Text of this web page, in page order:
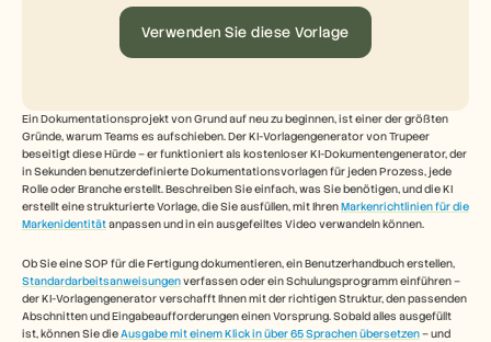
Verwenden Sie diese Vorlage
Ein Dokumentationsprojekt von Grund auf neu zu beginnen, ist einer der größten
Gründe, warum Teams es aufschieben. Der KI-Vorlagengenerator von Trupeer
beseitigt diese Hürde – er funktioniert als kostenloser KI-Dokumentengenerator, der
in Sekunden benutzerdefinierte Dokumentationsvorlagen für jeden Prozess, jede
Rolle oder Branche erstellt. Beschreiben Sie einfach, was Sie benötigen, und die KI
erstellt eine strukturierte Vorlage, die Sie ausfüllen, mit Ihren Markenrichtlinien für die
Markenidentität anpassen und in ein ausgefeiltes Video verwandeln können.
Standardarbeitsanweisungen verfassen oder ein Schulungsprogramm einführen –
der KI-Vorlagengenerator verschafft Ihnen mit der richtigen Struktur, den passenden
Abschnitten und Eingabeaufforderungen einen Vorsprung. Sobald alles ausgefüllt
ist, können Sie die Ausgabe mit einem Klick in über 65 Sprachen übersetzen – und
Kundengeschichten
Announcement
Veränderungsmanagement
Vertriebsunterstützung
Vorverkauf
Produktmarketing
Kundenerfolg
Training